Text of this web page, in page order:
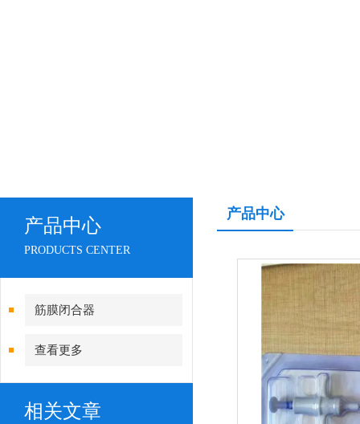
产品中心
PRODUCTS CENTER
筋膜闭合器
查看更多
相关文章
产品中心